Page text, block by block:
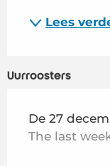
Lees
Uurroosters
De 27
The last